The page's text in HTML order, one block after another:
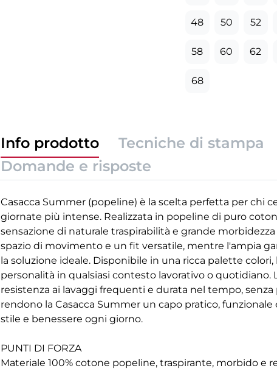
48 50 52
58 60 62
68
Info prodotto Tecniche di stampa
Domande e risposte
Casacca Summer (popeline) è la scelta perfetta per chi
giornate più intense. Realizzata in popeline di puro
sensazione di naturale traspirabilità e grande
spazio di movimento e un fit versatile, mentre l'ampia
la soluzione ideale. Disponibile in una ricca palette
personalità in qualsiasi contesto lavorativo o
resistenza ai lavaggi frequenti e durata nel tempo,
rendono la Casacca Summer un capo pratico,
stile e benessere ogni giorno.
PUNTI DI FORZA
Materiale 100% cotone popeline, traspirante, morbido e